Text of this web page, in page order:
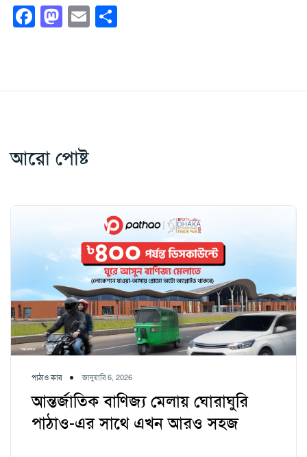
Facebook
Mastodon
Email
আরো পোষ্ট
পাঠাও কার জানুয়ারি 6, 2026
আন্তর্জাতিক বাণিজ্য মেলায় ঘোরাঘুরি
পাঠাও-এর সাথে এখন আরও সহজ